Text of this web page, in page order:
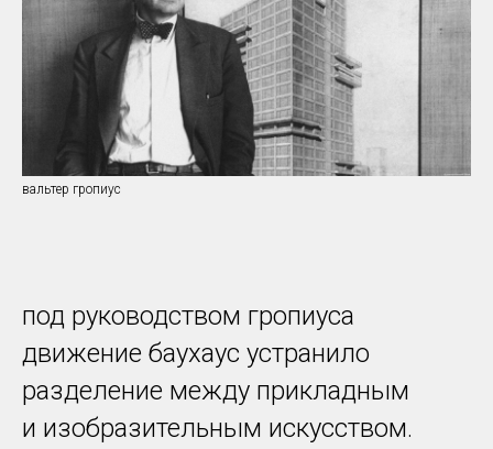
вальтер гропиус
под руководством гропиуса
движение баухаус устранило
разделение между прикладным
и изобразительным искусством.